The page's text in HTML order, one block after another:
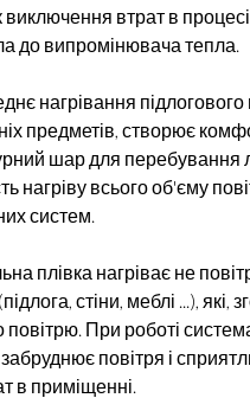
виключення втрат в процесі
до випромінювача тепла.
нагрівання підлогового
предметів, створює
шар для перебування
нагріву всього об'єму
систем.
плівка нагріває не
стіни, меблі ...), які,
повітрю. При роботі
повітря і
в приміщенні.